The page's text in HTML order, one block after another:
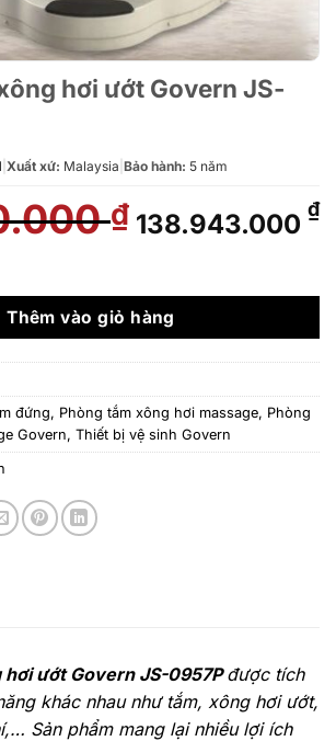
hơi ướt Govern JS-
Xuất xứ: Malaysia Bảo hành: 5 năm
₫ Giá
gốc
157.890.000 ₫.
138.943.000 ₫
ướt Govern JS-0957P số lượng
Thêm vào giỏ hàng
đứng, Phòng tắm xông hơi massage, Phòng
Govern, Thiết bị vệ sinh Govern
hơi ướt Govern JS-0957Pđược tích
khác nhau như tắm, xông hơi ướt,
Sản phẩm mang lại nhiều lợi ích